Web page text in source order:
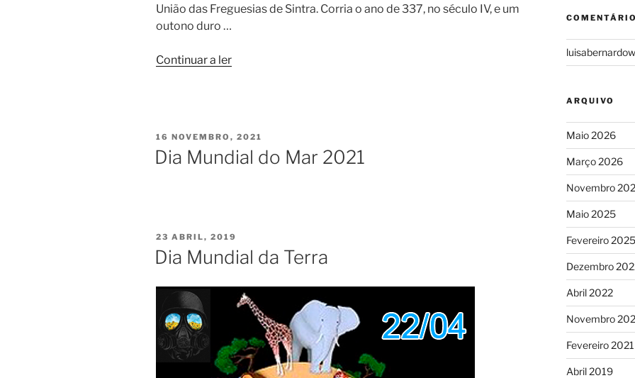
União das Freguesias de Sintra. Corria o ano de 337, no século IV, e um
outono duro …
Continuar a ler“História
PUBLICADO
EM
16 NOVEMBRO, 2021
Dia Mundial do Mar 2021
PUBLICADO
EM
23 ABRIL, 2019
Dia Mundial da Terra
ARQUIVO
Maio 2026
Março 2026
Novembro
Maio 2025
Fevereiro 2025
Dezembro
Abril 2022
Novembro
Fevereiro 2021
Abril 2019